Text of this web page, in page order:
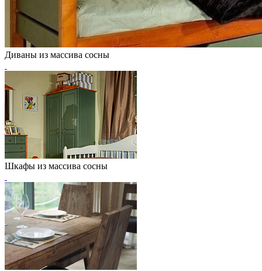
Диваны из массива сосны
Шкафы из массива сосны